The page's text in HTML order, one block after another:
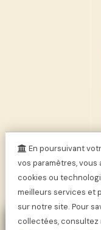
En poursuivant
vos paramètres,
cookies ou
meilleurs services et
sur notre site. Pour
collectées, consultez